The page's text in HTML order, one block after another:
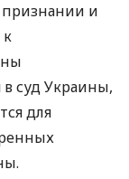
признании и
в суд Украины,
для